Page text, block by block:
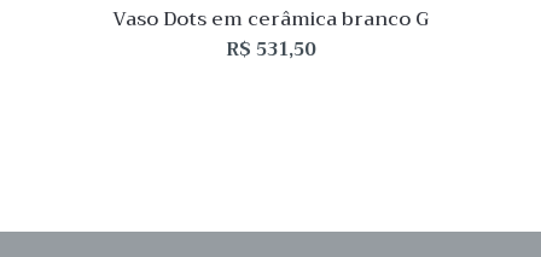
Vaso Dots em cerâmica branco G
R$ 531,50